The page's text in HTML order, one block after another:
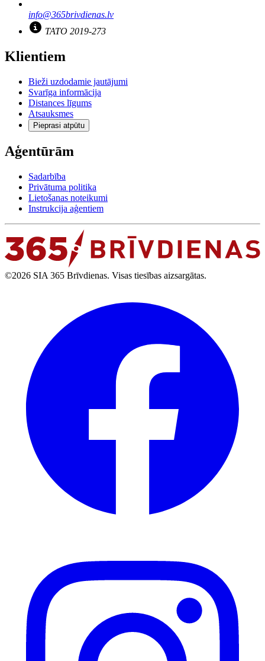
info@365brivdienas.lv
TATO 2019-273
Klientiem
Bieži uzdodamie jautājumi
Svarīga informācija
Distances līgums
Atsauksmes
Pieprasi atpūtu
Aģentūrām
Sadarbība
Privātuma politika
Lietošanas noteikumi
Instrukcija aģentiem
©2026 SIA 365 Brīvdienas. Visas tiesības aizsargātas.